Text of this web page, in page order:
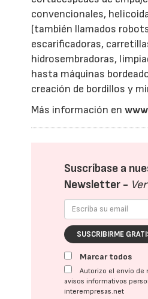
convencionales,
(también llamados
escarificadoras,
hidrosembradoras,
hasta máquinas
creación de bordillos y
Más información en
Suscríbase a
Newsletter -
SUSCRIBIRME
Marcar todos
Autorizo el envío de
avisos informativos
interempresas.net